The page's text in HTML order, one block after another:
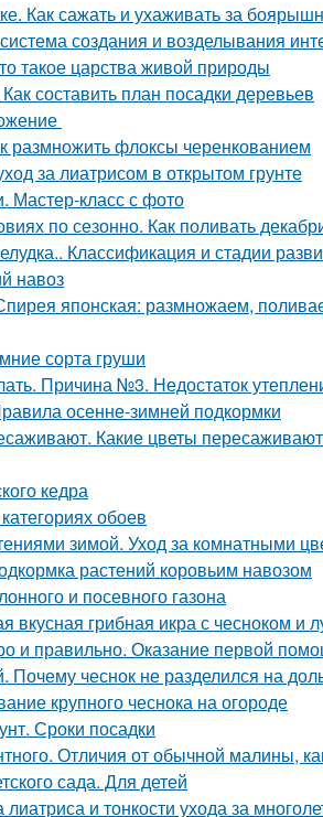
Как сажать и ухаживать за
создания и возделывания
такое царства живой природы
составить план посадки деревьев
размножить флоксы черенкованием
за лиатрисом в открытом грунте
Мастер-класс с фото
по сезонно. Как поливать
Классификация и стадии
навоз
японская: размножаем,
сорта груши
Причина №3. Недостаток
осенне-зимней подкормки
Какие цветы
кедра
обоев
зимой. Уход за комнатными
растений коровьим навозом
и посевного газона
грибная икра с чесноком и
и правильно. Оказание первой
чеснок не разделился на
крупного чеснока на огороде
Сроки посадки
Отличия от обычной малины,
сада. Для детей
и тонкости ухода за